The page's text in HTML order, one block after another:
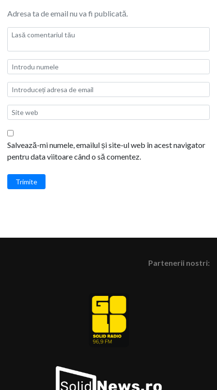
Adresa ta de email nu va fi publicată.
Salvează-mi numele, emailul și site-ul web în acest navigator
pentru data viitoare când o să comentez.
Trimite
Partenerii nostri: